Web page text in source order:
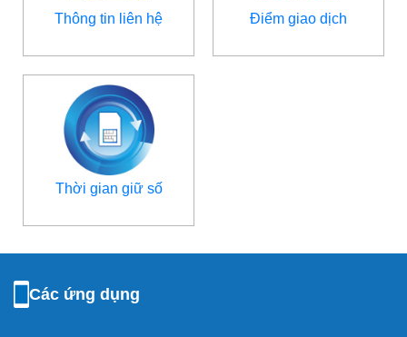
Thông tin liên hệ Điểm giao dịch
Thời gian giữ số
Các ứng dụng